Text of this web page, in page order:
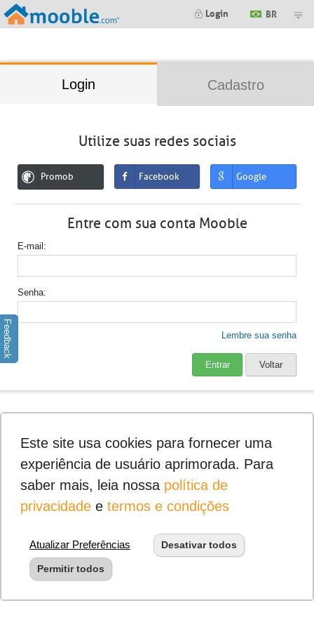
Login BR
Login Cadastro
Utilize suas redes sociais
Promob Facebook Google
Entre com sua conta Mooble
E-mail
Senha
Lembre sua senha
Entrar Voltar
Feedback
Este site usa cookies para fornecer uma
experiência de usuário aprimorada. Para
saber mais, leia nossa política de
privacidadee termos e condições
Atualizar Preferências Desativar todos
Permitir todos